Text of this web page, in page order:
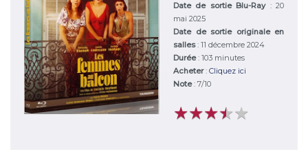
Date de sortie Blu-Ray : 20
mai 2025
Date de sortie originale en
salles: 11 décembre 2024
Durée:103 minutes
Acheter:Cliquez ici
Note:7/10
★★★★★
★★★★★